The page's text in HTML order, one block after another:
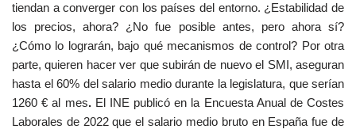
tiendan a converger con los países del entorno. ¿Estabilidad de
los precios, ahora? ¿No fue posible antes, pero ahora sí?
¿Cómo lo lograrán, bajo qué mecanismos de control? Por otra
parte, quieren hacer ver que subirán de nuevo el SMI, aseguran
hasta el 60% del salario medio durante la legislatura, que serían
1260 € al mes.El INE publicó en la Encuesta Anual de Costes
Laborales de 2022 que el salario medio bruto en España fue de